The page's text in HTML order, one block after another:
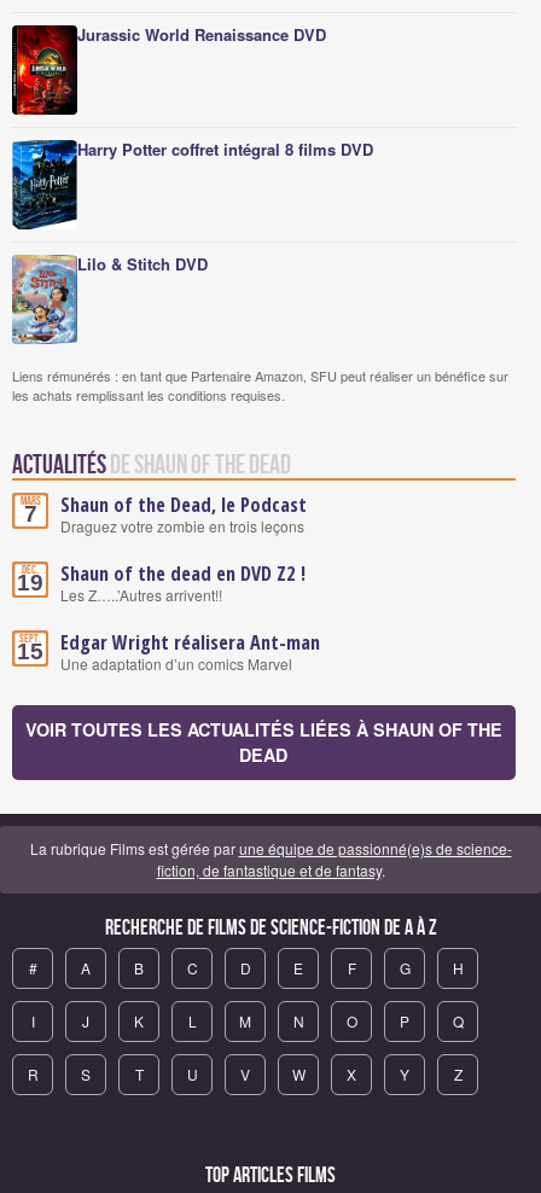
Jurassic World Renaissance DVD
Harry Potter coffret intégral 8 films DVD
Lilo & Stitch DVD
Liens rémunérés : en tant que Partenaire Amazon, SFU peut réaliser un bénéfice sur
les achats remplissant les conditions requises.
Actualités de Shaun of the Dead
Mars
7 Shaun of the Dead, le Podcast
Draguez votre zombie en trois leçons
Déc.
19 Shaun of the dead en DVD Z2 !
Les Z…..’Autres arrivent!!
Sept.
15 Edgar Wright réalisera Ant-man
Une adaptation d’un comics Marvel
VOIR TOUTES LES ACTUALITÉS LIÉES À SHAUN OF THE
DEAD
La rubrique Films est gérée parune équipe de passionné(e)s de science-
fiction, de fantastique et de fantasy.
Recherche de Films de science-fiction de A à Z
# A B C D E F G H
I J K L M N O P Q
R S T U V W X Y Z
Top articles Films